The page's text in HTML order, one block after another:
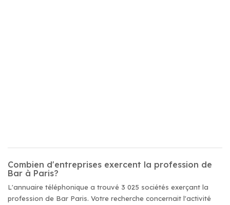
Combien d'entreprises exercent la profession de
Bar à Paris?
L'annuaire téléphonique a trouvé 3 025 sociétés exerçant la
profession de Bar Paris. Votre recherche concernait l'activité